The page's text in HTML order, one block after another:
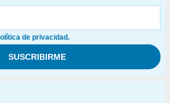
de privacidad.